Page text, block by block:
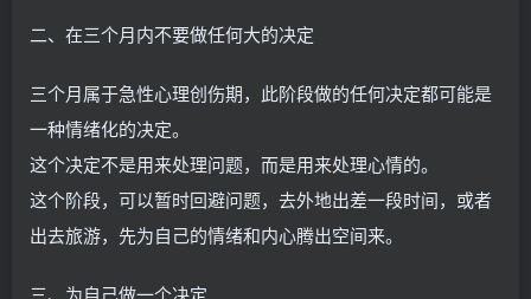
二、在三个月内不要做任何大的决定
三个月属于急性心理创伤期，此阶段做的任何决定都可能是
一种情绪化的决定。
这个决定不是用来处理问题，而是用来处理心情的。
这个阶段，可以暂时回避问题，去外地出差一段时间，或者
出去旅游，先为自己的情绪和内心腾出空间来。
三、为自己做一个决定